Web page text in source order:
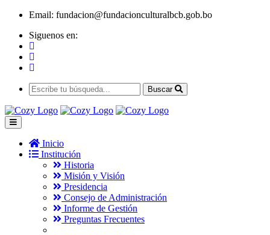
Email: fundacion@fundacionculturalbcb.gob.bo
Siguenos en:
Buscar
Inicio
Institución
Historia
Misión y Visión
Presidencia
Consejo de Administración
Informe de Gestión
Preguntas Frecuentes